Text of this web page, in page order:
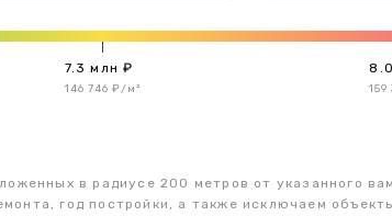
7.3 млн ₽
146 746 ₽/м²
в радиусе 200 метров от указанного
год постройки, а также исключаем